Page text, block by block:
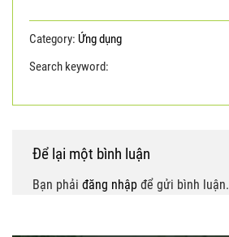
Category: Ứng dụng
Search keyword:
Để lại một bình luận
Bạn phải đăng nhập để gửi bình luận.